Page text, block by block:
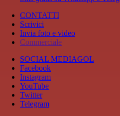
CONTATTI
Scrivici
Invia foto e video
Commerciale
SOCIAL MEDIAGOL
Facebook
Instagram
YouTube
Twitter
Telegram